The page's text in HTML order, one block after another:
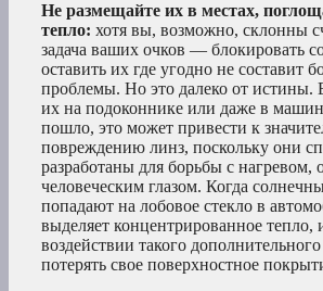
Не размещайте их в местах,
тепло: хотя вы, возможно, склонны
задача ваших очков — блокировать
оставить их где угодно не составит
проблемы. Но это далеко от истины.
их на подоконнике или даже в
пошло, это может привести к
повреждению линз, поскольку они
разработаны для борьбы с
человеческим глазом. Когда
попадают на лобовое стекло в
выделяет концентрированное тепло,
воздействии такого
потерять свое поверхностное